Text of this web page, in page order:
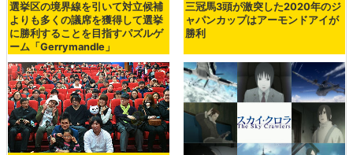
選挙区の境界線を引いて対立候補
よりも多くの議席を獲得して選挙
に勝利することを目指すパズルゲ
ーム「Gerrymandle」
三冠馬3頭が激突した2020年のジ
ャパンカップはアーモンドアイが
勝利